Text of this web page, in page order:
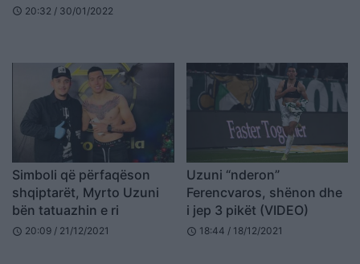
schedule 20:32 / 30/01/2022
Simboli që përfaqëson
shqiptarët, Myrto Uzuni
bën tatuazhin e ri
schedule 20:09 / 21/12/2021
Uzuni “nderon”
Ferencvaros, shënon dhe
i jep 3 pikët (VIDEO)
schedule 18:44 / 18/12/2021